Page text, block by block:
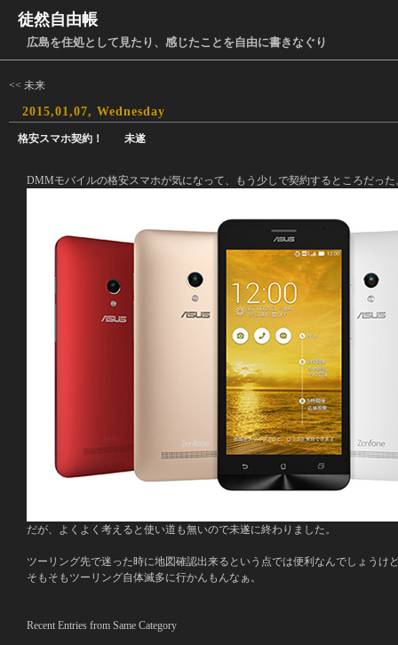
徒然自由帳
広島を住処として見たり、感じたことを自由に書きなぐり
<< 未来
2015,01,07, Wednesday
格安スマホ契約！ 未遂
DMMモバイルの格安スマホが気になって、もう少しで契約するところだった
だが、よくよく考えると使い道も無いので未遂に終わりました。
ツーリング先で迷った時に地図確認出来るという点では便利なんでしょうけ
そもそもツーリング自体滅多に行かんもんなぁ。
Recent Entries from Same Category